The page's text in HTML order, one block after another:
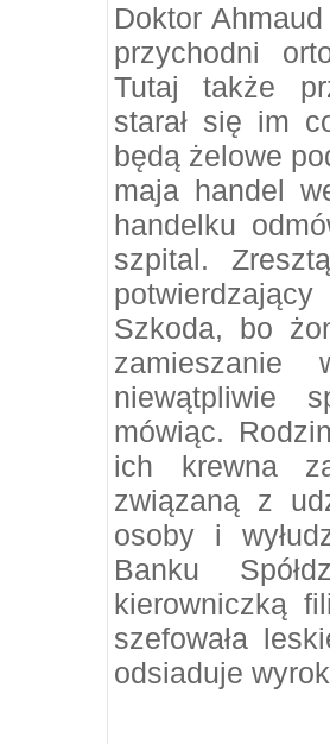
Doktor
przychodni
Tutaj także
starał się im
będą żelowe
maja handel
handelku
szpital.
Szkoda, bo
niewątpliwie
mówiąc.
ich krewna
związaną z
osoby i
Banku
kierowniczką
szefowała
odsiaduje